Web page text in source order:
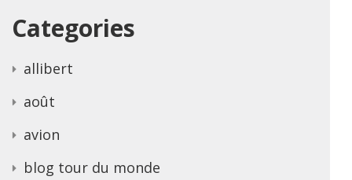
Categories
allibert
août
avion
blog tour du monde